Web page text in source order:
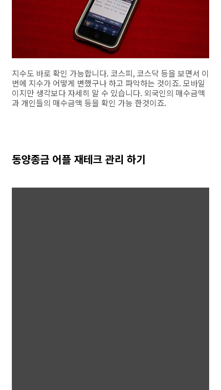
지수도 바로 확인 가능합니다. 코스피, 코스닥 등을 보면서 이
번에 지수가 어떻게 변했구나 하고 파악하는 것이죠. 모바일
이지만 생각보다 자세히 알 수 있습니다. 외국인의 매수금액
과 개인들의 매수금액 등을 확인 가능 한것이죠.
동양종금 어플 재테크 관리 하기